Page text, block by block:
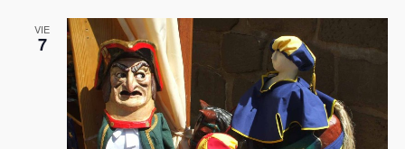
VIE
7